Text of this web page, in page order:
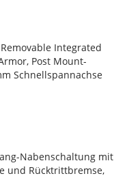
Integrated
Post Mount-
Schnellspannachse
Nabenschaltung mit
und Rücktrittbremse,